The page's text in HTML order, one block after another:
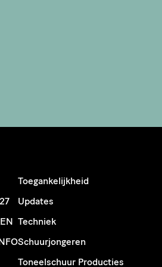
Toegankelijkheid
Updates
Techniek
Schuurjongeren
Toneelschuur Producties